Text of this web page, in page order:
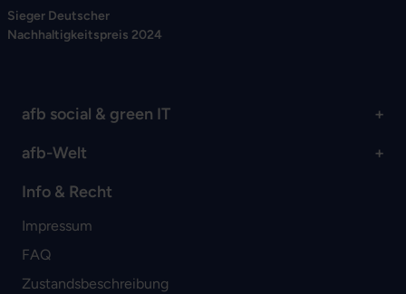
Sieger Deutscher
Nachhaltigkeitspreis 2024
afb social & green IT
afb-Welt
Info & Recht
Impressum
FAQ
Zustandsbeschreibung